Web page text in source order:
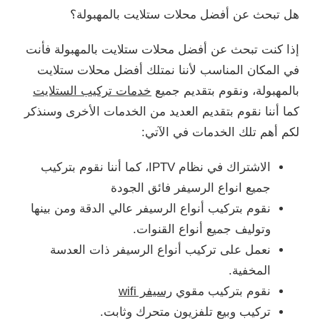
هل تبحث عن أفضل محلات ستلايت بالمهبولة؟
إذا كنت تبحث عن أفضل محلات ستلايت بالمهبولة فأنت
في المكان المناسب لأننا نمتلك أفضل محلات ستلايت
بالمهبولة، ونقوم بتقديم جميع خدمات تركيب الستلايت
كما أننا نقوم بتقديم العديد من الخدمات الأخرى وسنذكر
لكم أهم تلك الخدمات في الآتي:
الاشتراك في نظام IPTV، كما أننا نقوم بتركيب
جميع انواع الرسيفر فائق الجودة
نقوم بتركيب أنواع الرسيفر عالي الدقة ومن بينها
وتوليف جميع أنواع القنوات.
نعمل على تركيب أنواع الرسيفر ذات العدسة
المخفية.
نقوم بتركيب مقوي رسيفر wifi
تركيب وبيع تلفزيون متحرك وثابت.